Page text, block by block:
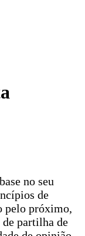
no seu
de
pelo próximo,
partilha de